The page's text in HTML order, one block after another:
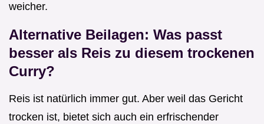
weicher.
Alternative Beilagen: Was passt
besser als Reis zu diesem trockenen
Curry?
Reis ist natürlich immer gut. Aber weil das Gericht
trocken ist, bietet sich auch ein erfrischender